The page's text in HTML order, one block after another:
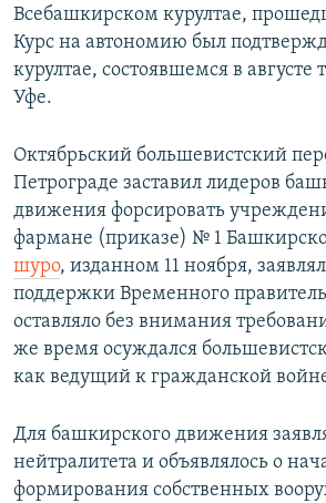
Всебашкирском курултае,
Курс на автономию был
курултае, состоявшемся в августе
Уфе.
Октябрьский большевистский
Петрограде заставил лидеров
движения форсировать
фармане (приказе) № 1
шуро, изданном 11 ноября,
поддержки Временного
оставляло без внимания
же время осуждался
как ведущий к гражданской
Для башкирского движения
нейтралитета и объявлялось о
формирования собственных